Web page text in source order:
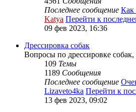
Последнее сообщение Как
Katya Перейти к
09 фев 2023, 16:36
Дрессировка собак
Вопросы по дрессировке
109 Темы
1189 Сообщения
Последнее сообщение
Lizaveto4ka Перейти к
13 фев 2023, 09:02